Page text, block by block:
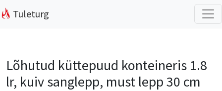
Tuleturg
Lõhutud küttepuud konteineris 1.8
lr, kuiv sanglepp, must lepp 30 cm